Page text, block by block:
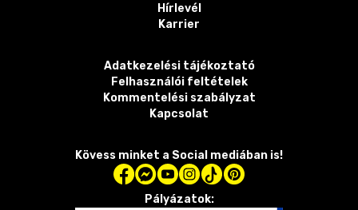
Hírlevél
Karrier
Adatkezelési tájékoztató
Felhasználói feltételek
Kommentelési szabályzat
Kapcsolat
Kövess minket a Social mediában is!
Pályázatok: